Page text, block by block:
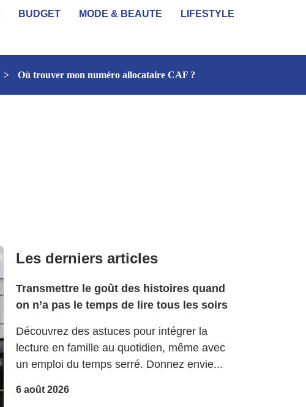
BUDGET MODE & BEAUTE LIFESTYLE
> Où trouver mon numéro allocataire CAF ?
Les derniers articles
Transmettre le goût des histoires quand
on n’a pas le temps de lire tous les soirs
Découvrez des astuces pour intégrer la
lecture en famille au quotidien, même avec
un emploi du temps serré. Donnez envie...
6 août 2026